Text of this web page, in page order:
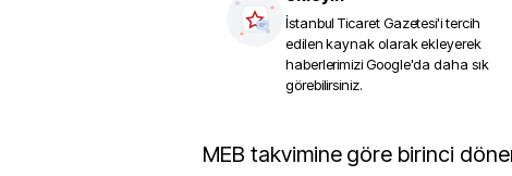
İstanbul Ticaret Gazetesi'i tercih
edilen kaynak olarak ekleyerek
haberlerimizi Google'da daha sık
görebilirsiniz.
MEB takvimine göre birinci dönem ara tatili 10–14